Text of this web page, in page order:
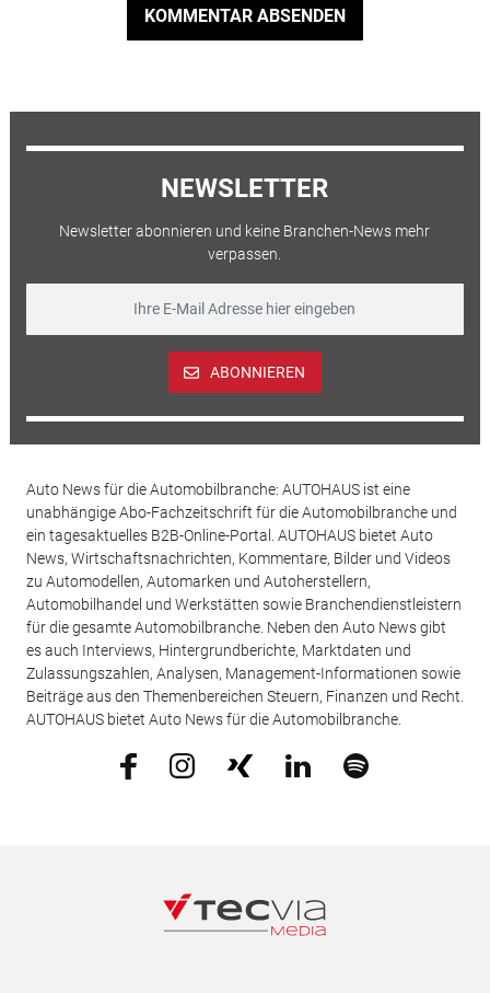
KOMMENTAR ABSENDEN
NEWSLETTER
Newsletter abonnieren und keine Branchen-News mehr
verpassen.
ABONNIEREN
Auto News für die Automobilbranche: AUTOHAUS ist eine
unabhängige Abo-Fachzeitschrift für die Automobilbranche und
ein tagesaktuelles B2B-Online-Portal. AUTOHAUS bietet Auto
News, Wirtschaftsnachrichten, Kommentare, Bilder und Videos
zu Automodellen, Automarken und Autoherstellern,
Automobilhandel und Werkstätten sowie Branchendienstleistern
für die gesamte Automobilbranche. Neben den Auto News gibt
es auch Interviews, Hintergrundberichte, Marktdaten und
Zulassungszahlen, Analysen, Management-Informationen sowie
Beiträge aus den Themenbereichen Steuern, Finanzen und Recht.
AUTOHAUS bietet Auto News für die Automobilbranche.